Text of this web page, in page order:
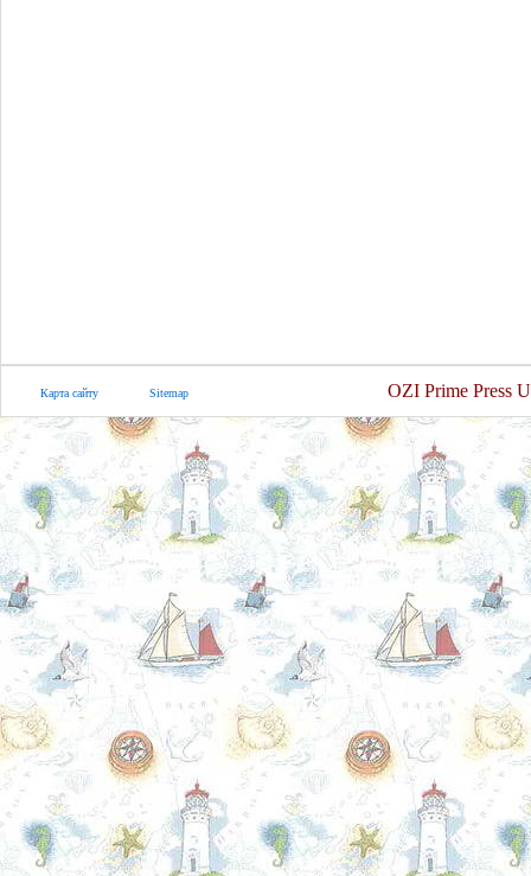
Карта сайту Sitemap OZI Prime Press